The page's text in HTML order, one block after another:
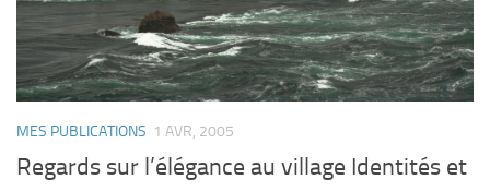
MES PUBLICATIONS 1 AVR, 2005
Regards sur l’élégance au village Identités et